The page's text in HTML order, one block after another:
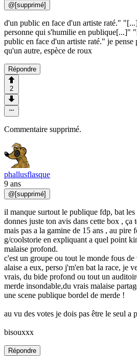
@ [supprimé]
d'un public en face d'un artiste raté."
personne qui s'humilie en publique[...]"
public en face d'un artiste raté." je pense
qu'un autre, espèce de roux
Répondre
2
Commentaire supprimé.
phallusflasque
9 ans
@ [supprimé]
il manque surtout le publique fdp, bat
donnes juste ton avis dans cette box , ça
mais pas a la gamine de 15 ans , au pire
g/coolstorie en expliquant a quel point
malaise profond.
c'est un groupe ou tout le monde fous
alaise a eux, perso j'm'en bat la race, je
vrais, du bide profond ou tout un
merde insondable,du vrais malaise
une scene publique bordel de merde !
au vu des votes je dois pas être le seul a
bisouxxx
Répondre